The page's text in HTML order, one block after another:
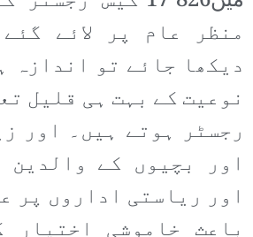
منظر عام پر لائے
دیکھا جائے تو اندازہ
نوعیت کے بہت ہی قلیل
رجسٹر ہوتے ہیں۔ اور
اور بچیوں کے والدین
اور ریاستی اداروں پر